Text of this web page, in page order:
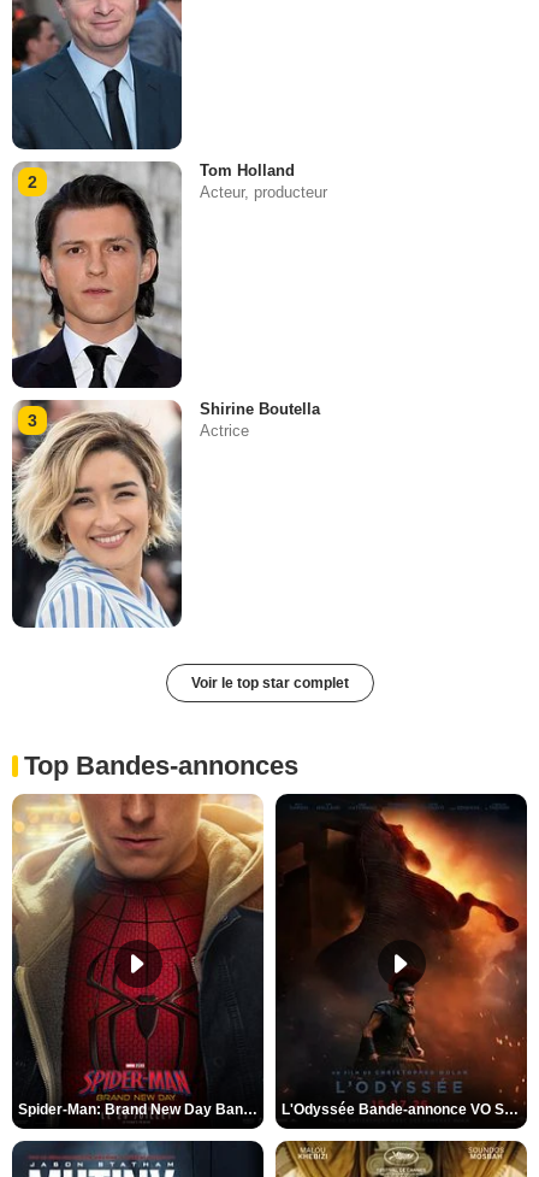
2
Tom Holland
Acteur, producteur
3
Shirine Boutella
Actrice
Voir le top star complet
Top Bandes-annonces
Spider-Man: Brand New Day Bande-annonce VO STFR L'Odyssée Bande-annonce VO STFR